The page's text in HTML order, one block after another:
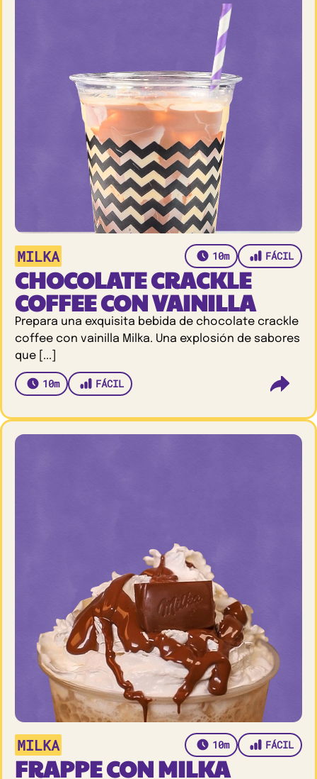
MILKA 10m FÁCIL
CHOCOLATE CRACKLE
COFFEE CON VAINILLA
Prepara una exquisita bebida de chocolate crackle
coffee con vainilla Milka. Una explosión de sabores
que [...]
10m FÁCIL
MILKA 10m FÁCIL
FRAPPE CON MILKA